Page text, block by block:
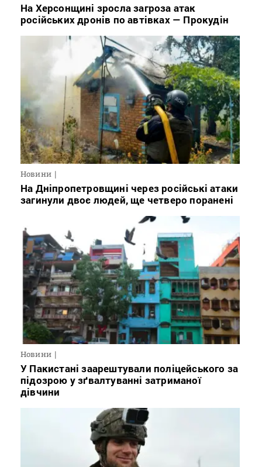
На Херсонщині зросла загроза атак
російських дронів по автівках — Прокудін
Новини
На Дніпропетровщині через російські атаки
загинули двоє людей, ще четверо поранені
Новини
У Пакистані заарештували поліцейського за
підозрою у зґвалтуванні затриманої
дівчини